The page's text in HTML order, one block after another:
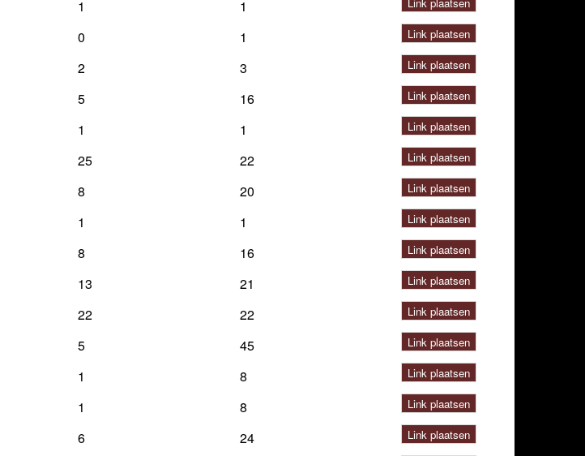
1 1
0 1 Link plaatsen
2 3 Link plaatsen
5 16 Link plaatsen
1 1 Link plaatsen
25 22 Link plaatsen
8 20 Link plaatsen
1 1 Link plaatsen
8 16 Link plaatsen
13 21 Link plaatsen
22 22 Link plaatsen
5 45 Link plaatsen
1 8 Link plaatsen
1 8 Link plaatsen
6 24 Link plaatsen